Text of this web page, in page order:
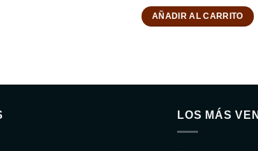
AÑADIR AL CARRITO
LOS MÁS